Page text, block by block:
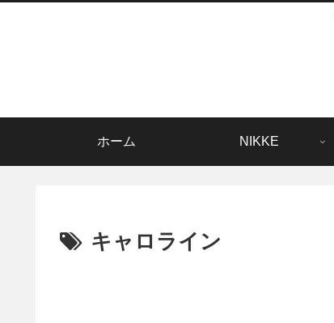
ホーム NIKKE
キャロライン